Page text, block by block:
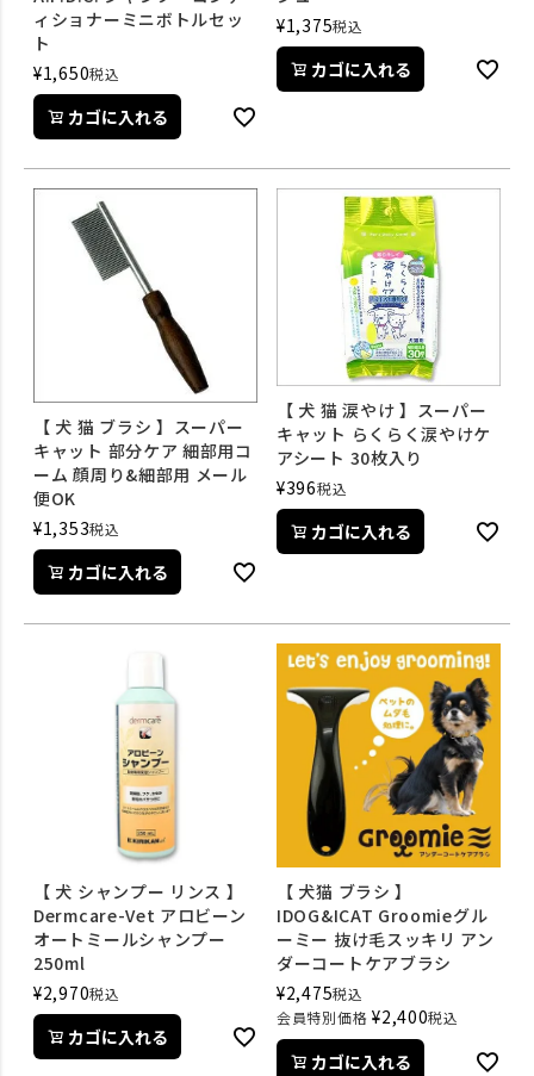
ィショナーミニボトルセッ
ト
¥1,650税込
カゴに入れる
¥1,375税込
カゴに入れる
【 犬 猫 ブラシ 】スーパー
キャット 部分ケア 細部用コ
ーム 顔周り&細部用 メール
便OK
¥1,353税込
カゴに入れる
【 犬 猫 涙やけ 】スーパー
キャット らくらく涙やけケ
アシート 30枚入り
¥396税込
カゴに入れる
【 犬 シャンプー リンス 】
Dermcare-Vet アロビーン
オートミールシャンプー
250ml
¥2,970税込
カゴに入れる
【 犬猫 ブラシ 】
IDOG&ICAT Groomieグル
ーミー 抜け毛スッキリ アン
ダーコートケアブラシ
¥2,475税込
会員特別価格 ¥2,400税込
カゴに入れる